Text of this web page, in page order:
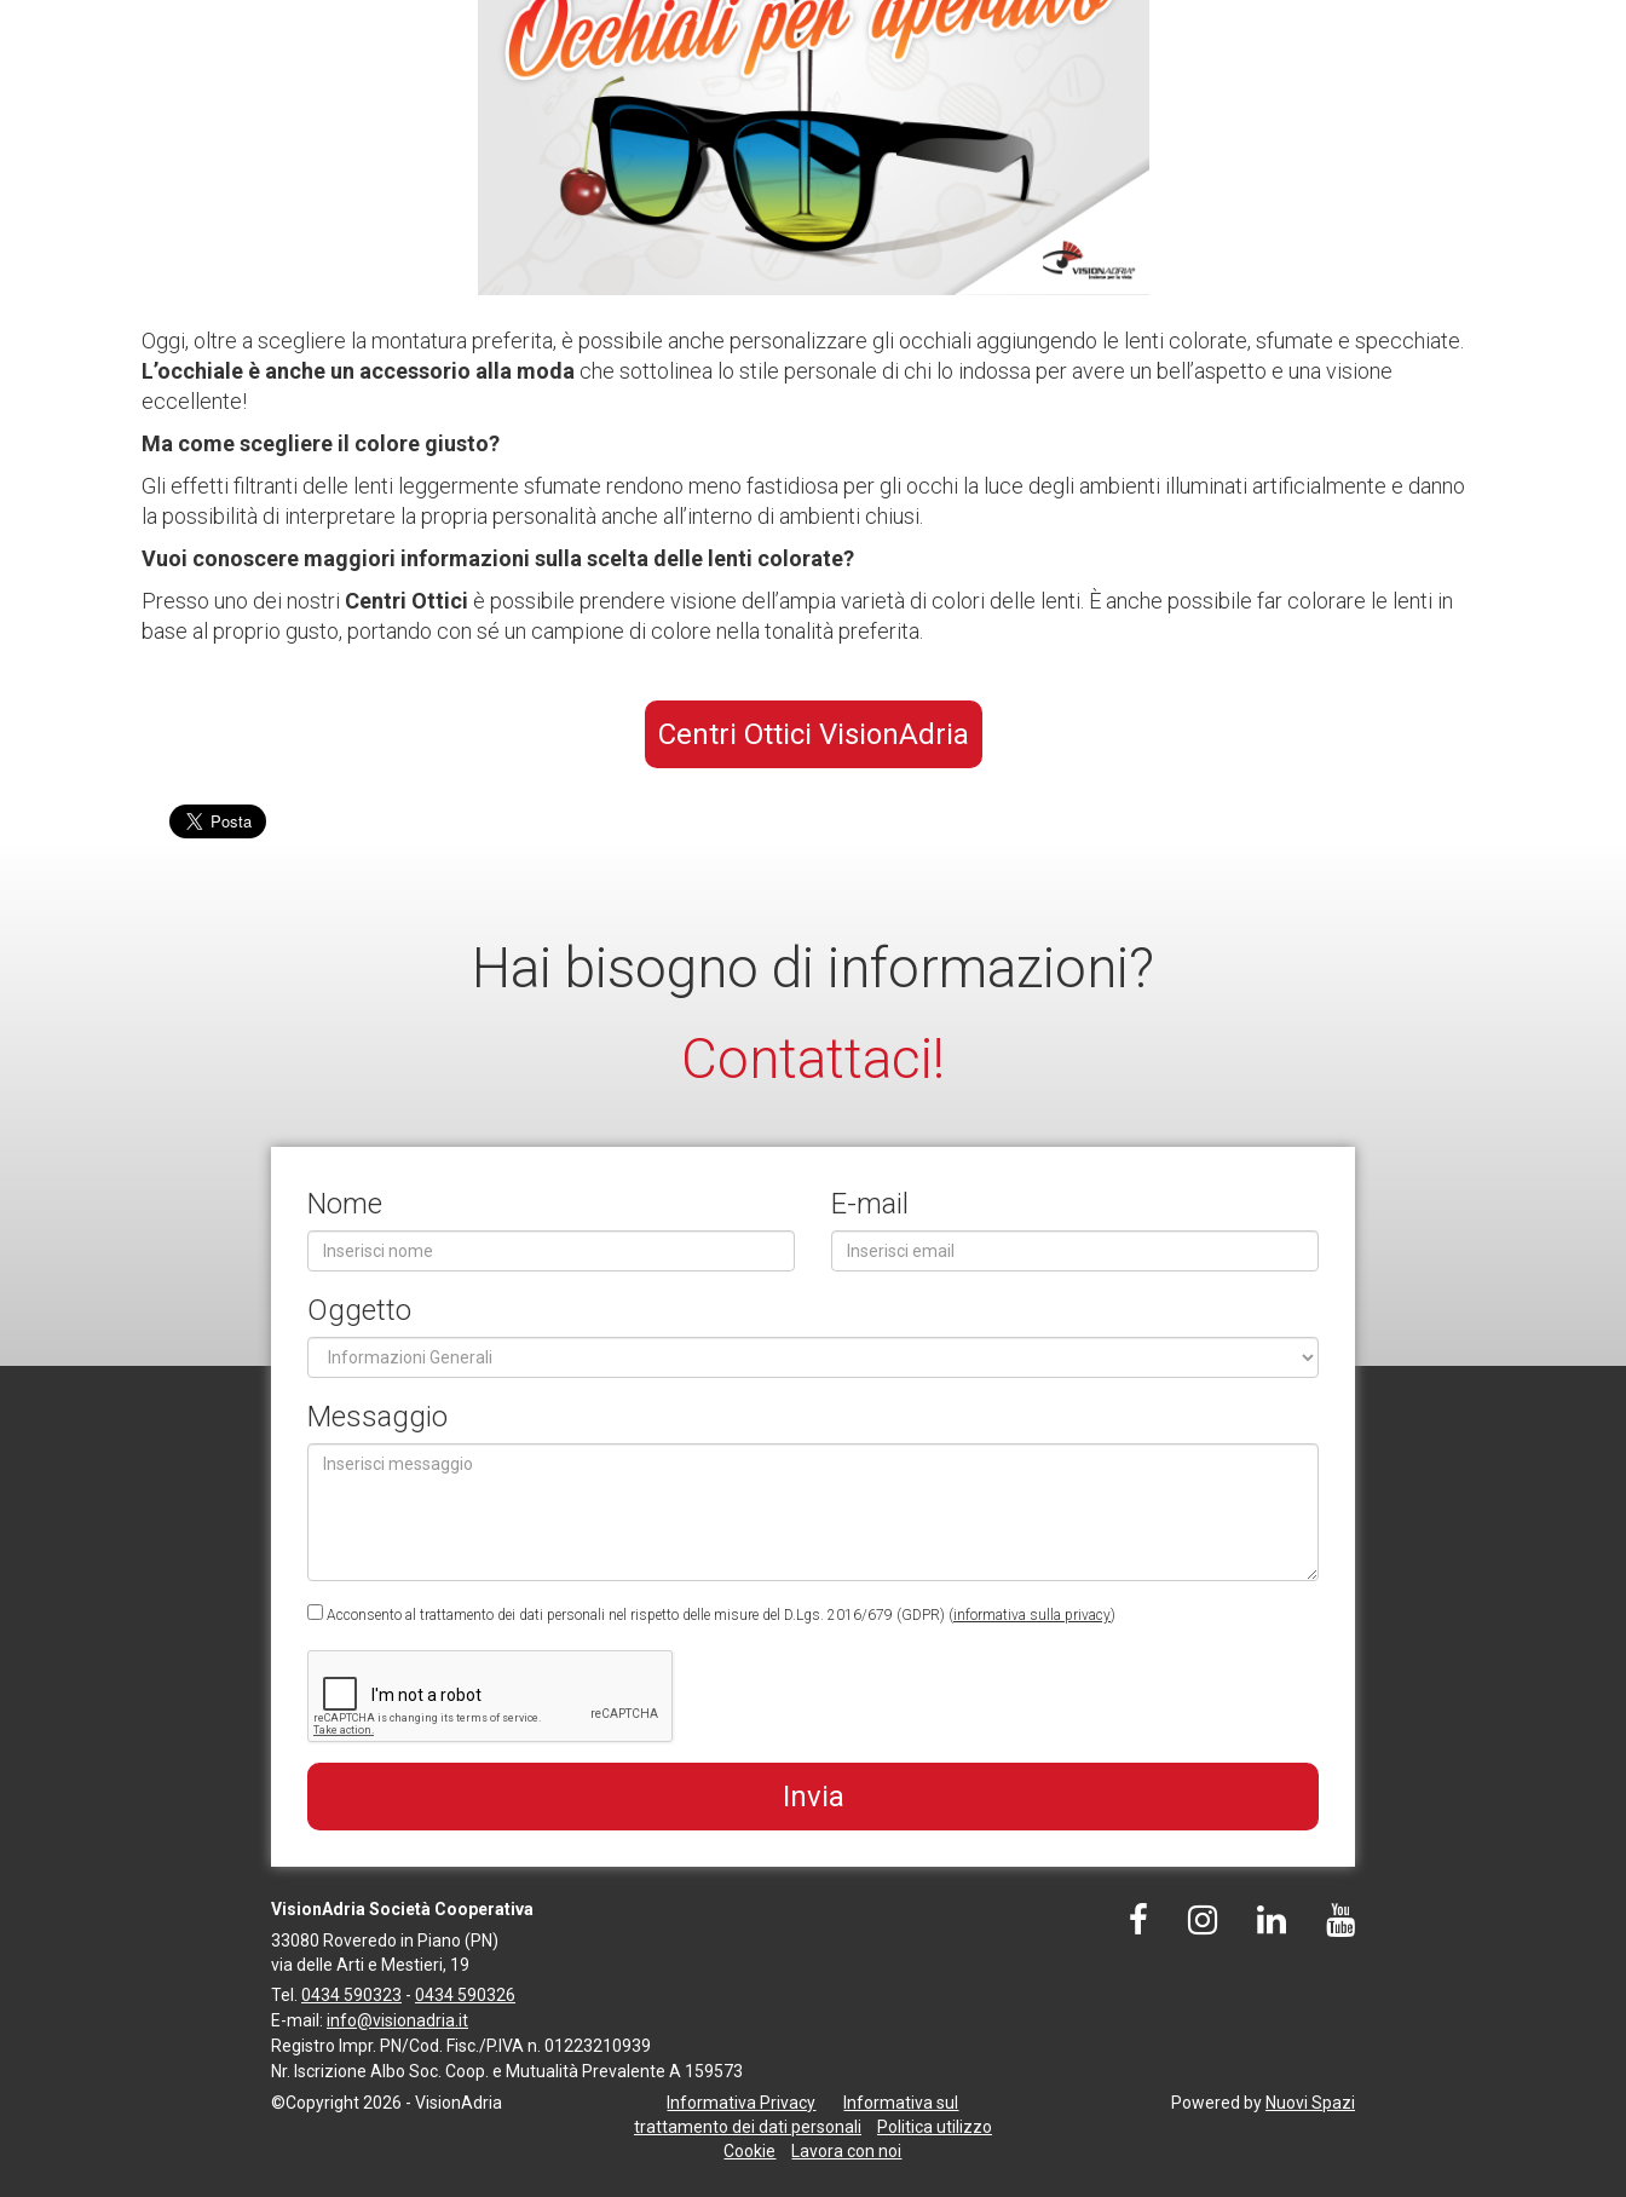
Oggi, oltre a scegliere la montatura preferita, è possibile anche personalizzare gli occhiali aggiungendo le lenti colorate, sfumate e specchiate.
L’occhiale è anche un accessorio alla moda che sottolinea lo stile personale di chi lo indossa per avere un bell’aspetto e una visione
eccellente!
Ma come scegliere il colore giusto?
Gli effetti filtranti delle lenti leggermente sfumate rendono meno fastidiosa per gli occhi la luce degli ambienti illuminati artificialmente e danno
la possibilità di interpretare la propria personalità anche all’interno di ambienti chiusi.
Vuoi conoscere maggiori informazioni sulla scelta delle lenti colorate?
Presso uno dei nostri Centri Ottici è possibile prendere visione dell’ampia varietà di colori delle lenti. È anche possibile far colorare le lenti in
base al proprio gusto, portando con sé un campione di colore nella tonalità preferita.
Centri Ottici VisionAdria
Hai bisogno di informazioni?
Contattaci!
Nome E-mail
Oggetto
Messaggio
Acconsento al trattamento dei dati personali nel rispetto delle misure del D.Lgs. 2016/679 (GDPR) (informativa sulla privacy)
VisionAdria Società Cooperativa
33080 Roveredo in Piano (PN)
via delle Arti e Mestieri, 19
Tel. 0434 590323 - 0434 590326
E-mail: info@visionadria.it
Registro Impr. PN/Cod. Fisc./P.IVA n. 01223210939
Nr. Iscrizione Albo Soc. Coop. e Mutualità Prevalente A 159573
©Copyright 2026 - VisionAdria
Informativa Privacy
Informativa sul
trattamento dei dati personali
Politica utilizzo
Cookie
Lavora con noi
Powered by Nuovi Spazi